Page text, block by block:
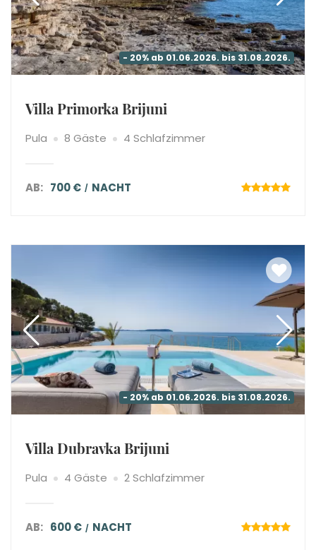
- 20% ab 01.06.2026. bis 31.08.2026.
Villa Primorka Brijuni
Pula 8 Gäste 4 Schlafzimmer
AB: 700 € NACHT
- 20% ab 01.06.2026. bis 31.08.2026.
Villa Dubravka Brijuni
Pula 4 Gäste 2 Schlafzimmer
AB: 600 € NACHT